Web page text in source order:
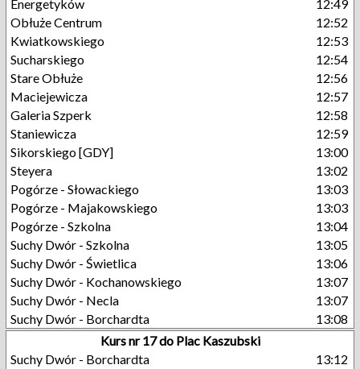
Energetyków
12:49
Obłuże Centrum
12:52
Kwiatkowskiego
12:53
Sucharskiego
12:54
Stare Obłuże
12:56
Maciejewicza
12:57
Galeria Szperk
12:58
Staniewicza
12:59
Sikorskiego [GDY]
13:00
Steyera
13:02
Pogórze - Słowackiego
13:03
Pogórze - Majakowskiego
13:03
Pogórze - Szkolna
13:04
Suchy Dwór - Szkolna
13:05
Suchy Dwór - Świetlica
13:06
Suchy Dwór - Kochanowskiego
13:07
Suchy Dwór - Necla
13:07
Suchy Dwór - Borchardta
13:08
Kurs nr 17 do Plac Kaszubski
Suchy Dwór - Borchardta
13:12